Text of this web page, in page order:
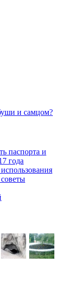
и самцом?
паспорта и
года